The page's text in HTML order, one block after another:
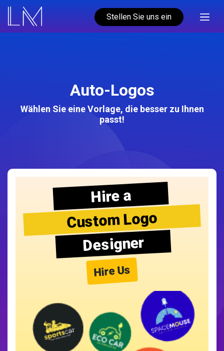
Stellen Sie uns ein
Auto-Logos
Wählen Sie eine Vorlage, die besser zu Ihnen
passt!
Hire a
Custom Logo
Designer
Hire Us